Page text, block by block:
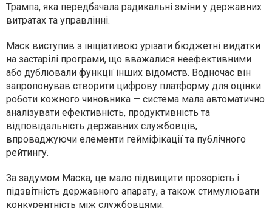
Трампа, яка передбачала радикальні зміни у державних
витратах та управлінні.
Маск виступив з ініціативою урізати бюджетні видатки
на застарілі програми, що вважалися неефективними
або дублювали функції інших відомств. Водночас він
запропонував створити цифрову платформу для оцінки
роботи кожного чиновника — система мала автоматично
аналізувати ефективність, продуктивність та
відповідальність державних службовців,
впроваджуючи елементи гейміфікації та публічного
рейтингу.
За задумом Маска, це мало підвищити прозорість і
підзвітність державного апарату, а також стимулювати
конкурентність між службовцями.